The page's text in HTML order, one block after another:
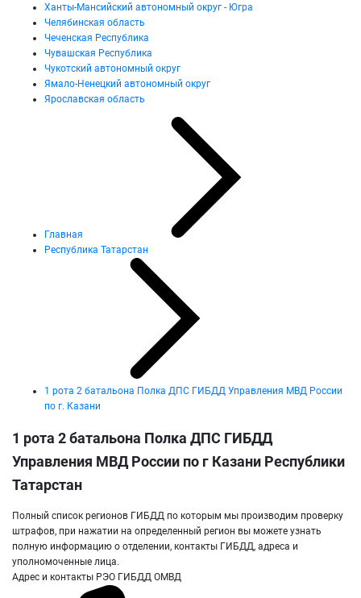
Ханты-Мансийский автономный округ - Югра
Челябинская область
Чеченская Республика
Чувашская Республика
Чукотский автономный округ
Ямало-Ненецкий автономный округ
Ярославская область
Главная
Республика Татарстан
1 рота 2 батальона Полка ДПС ГИБДД Управления МВД России
по г. Казани
1 рота 2 батальона Полка ДПС ГИБДД
Управления МВД России по г Казани Республики
Татарстан
Полный список регионов ГИБДД по которым мы производим проверку
штрафов, при нажатии на определенный регион вы можете узнать
полную информацию о отделении, контакты ГИБДД, адреса и
уполномоченные лица.
Адрес и контакты РЭО ГИБДД ОМВД